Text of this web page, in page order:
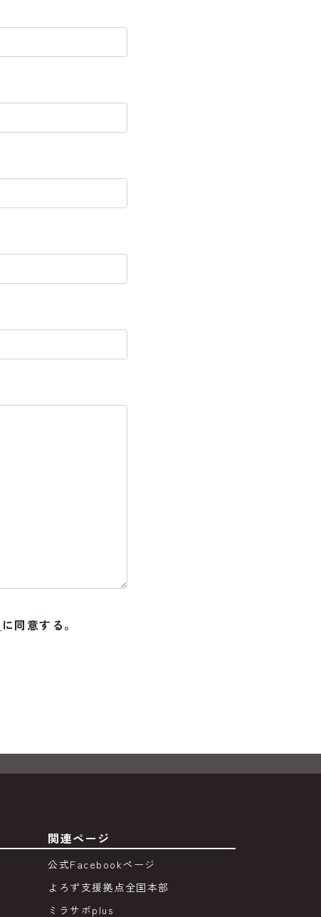
に同意する。
関連ページ
公式Facebookページ
よろず支援拠点全国本部
ミラサポplus